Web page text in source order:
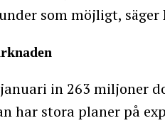
som möjligt, säger
in 263 miljoner
har stora planer på